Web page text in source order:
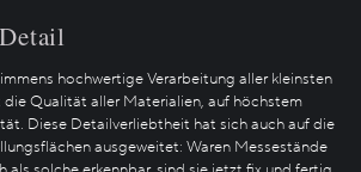
hochwertige Verarbeitung aller kleinsten
Qualität aller Materialien, auf höchstem
Diese Detailverliebtheit hat sich auch auf die
ausgeweitet: Waren Messestände